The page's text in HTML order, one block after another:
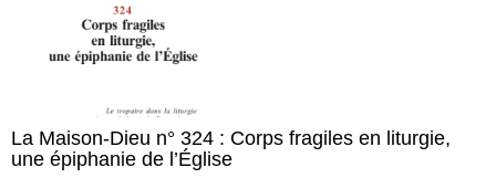
La Maison-Dieu n° 324 : Corps fragiles en liturgie,
une épiphanie de l’Église